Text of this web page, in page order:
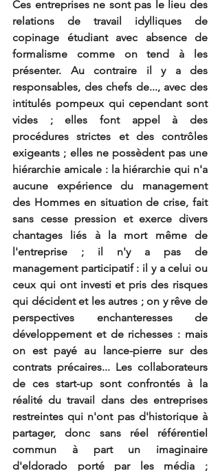
Ces entreprises ne sont pas le lieu des
relations de travail idylliques de
copinage étudiant avec absence de
formalisme comme on tend à les
présenter. Au contraire il y a des
responsables, des chefs de..., avec des
intitulés pompeux qui cependant sont
vides ; elles font appel à des
procédures strictes et des contrôles
exigeants ; elles ne possèdent pas une
hiérarchie amicale : la hiérarchie qui n'a
aucune expérience du management
des Hommes en situation de crise, fait
sans cesse pression et exerce divers
chantages liés à la mort même de
l'entreprise ; il n'y a pas de
management participatif : il y a celui ou
ceux qui ont investi et pris des risques
qui décident et les autres ; on y rêve de
perspectives enchanteresses de
développement et de richesses : mais
on est payé au lance-pierre sur des
contrats précaires... Les collaborateurs
de ces start-up sont confrontés à la
réalité du travail dans des entreprises
restreintes qui n'ont pas d'historique à
partager, donc sans réel référentiel
commun à part un imaginaire
d'eldorado porté par les média ;